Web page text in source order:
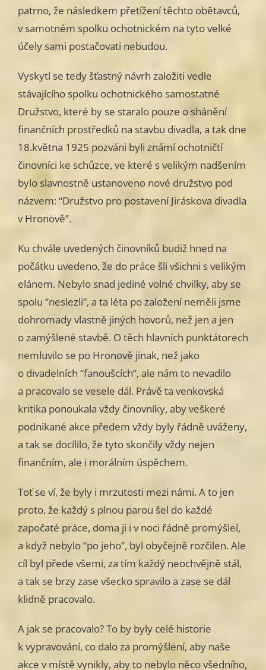
patrno, že následkem přetížení těchto obětavců,
v samotném spolku ochotnickém na tyto velké
účely sami postačovati nebudou.
Vyskytl se tedy šťastný návrh založiti vedle
stávajícího spolku ochotnického samostatné
Družstvo, které by se staralo pouze o shánění
finančních prostředků na stavbu divadla, a tak dne
18.května 1925 pozváni byli známí ochotničtí
činovníci ke schůzce, ve které s velikým nadšením
bylo slavnostně ustanoveno nové družstvo pod
názvem: “Družstvo pro postavení Jiráskova divadla
v Hronově”.
Ku chvále uvedených činovníků budiž hned na
počátku uvedeno, že do práce šli všichni s velikým
elánem. Nebylo snad jediné volné chvilky, aby se
spolu “neslezli”, a ta léta po založení neměli jsme
dohromady vlastně jiných hovorů, než jen a jen
o zamýšlené stavbě. O těch hlavních punktátorech
nemluvilo se po Hronově jinak, než jako
o divadelních “fanoušcích”, ale nám to nevadilo
a pracovalo se vesele dál. Právě ta venkovská
kritika ponoukala vždy činovníky, aby veškeré
podnikané akce předem vždy byly řádně uváženy,
a tak se docílilo, že tyto skončily vždy nejen
finančním, ale i morálním úspěchem.
Toť se ví, že byly i mrzutosti mezi námi. A to jen
proto, že každý s plnou parou šel do každé
započaté práce, doma ji i v noci řádně promýšlel,
a když nebylo “po jeho”, byl obyčejně rozčilen. Ale
cíl byl přede všemi, za tím každý neochvějně stál,
a tak se brzy zase všecko spravilo a zase se dál
klidně pracovalo.
A jak se pracovalo? To by byly celé historie
k vypravování, co dalo za promýšlení, aby naše
akce v místě vynikly, aby to nebylo něco všedního,